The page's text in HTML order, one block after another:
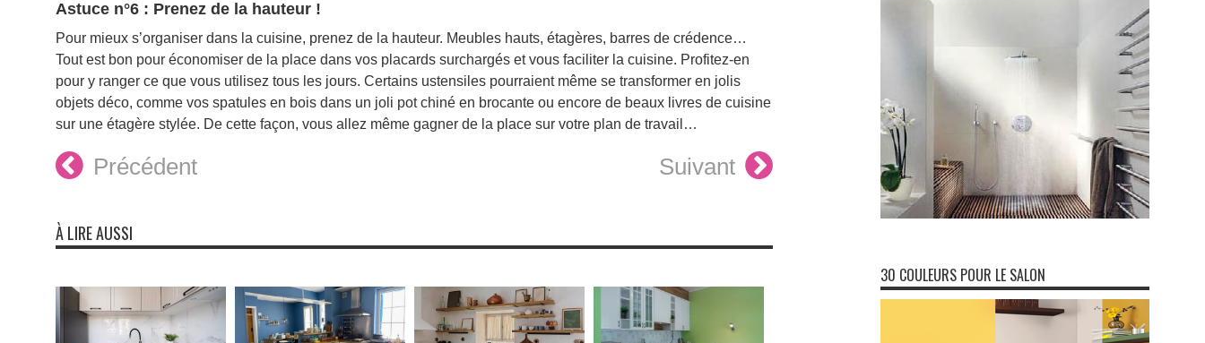
Astuce n°6 : Prenez de la hauteur !
Pour mieux s’organiser dans la cuisine, prenez de la hauteur. Meubles hauts, étagères, barres de crédence…
Tout est bon pour économiser de la place dans vos placards surchargés et vous faciliter la cuisine. Profitez-en
pour y ranger ce que vous utilisez tous les jours. Certains ustensiles pourraient même se transformer en jolis
objets déco, comme vos spatules en bois dans un joli pot chiné en brocante ou encore de beaux livres de cuisine
sur une étagère stylée. De cette façon, vous allez même gagner de la place sur votre plan de travail…
Précédent Suivant
À LIRE AUSSI
30 COULEURS POUR LE SALON